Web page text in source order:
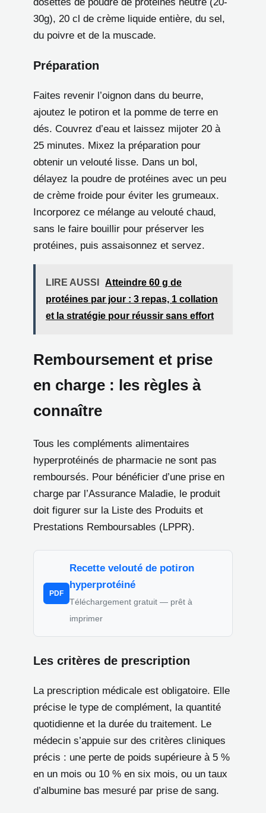
30g), 20 cl de crème liquide entière, du sel,
du poivre et de la muscade.
Préparation
Faites revenir l’oignon dans du beurre,
ajoutez le potiron et la pomme de terre en
dés. Couvrez d’eau et laissez mijoter 20 à
25 minutes. Mixez la préparation pour
obtenir un velouté lisse. Dans un bol,
délayez la poudre de protéines avec un peu
de crème froide pour éviter les grumeaux.
Incorporez ce mélange au velouté chaud,
sans le faire bouillir pour préserver les
protéines, puis assaisonnez et servez.
LIRE AUSSI
Atteindre 60 g de
protéines par jour : 3 repas, 1 collation
et la stratégie pour réussir sans effort
Remboursement et prise
en charge : les règles à
connaître
Tous les compléments alimentaires
hyperprotéinés de pharmacie ne sont pas
remboursés. Pour bénéficier d’une prise en
charge par l’Assurance Maladie, le produit
doit figurer sur la Liste des Produits et
Prestations Remboursables (LPPR).
PDF
Recette velouté de potiron
hyperprotéiné
Téléchargement gratuit — prêt à
imprimer
Les critères de prescription
La prescription médicale est obligatoire. Elle
précise le type de complément, la quantité
quotidienne et la durée du traitement. Le
médecin s’appuie sur des critères cliniques
précis : une perte de poids supérieure à 5 %
en un mois ou 10 % en six mois, ou un taux
d’albumine bas mesuré par prise de sang.